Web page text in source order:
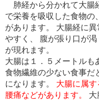
肺経から分かれて大腸
で栄養を吸収した食物の
があります。 大腸経に
やすく、 腹が張り口が
が現れます。
大腸は１．５メートルも
食物繊維の少ない食事だ
になります。 大腸に属す
腰痛などがあります。
大